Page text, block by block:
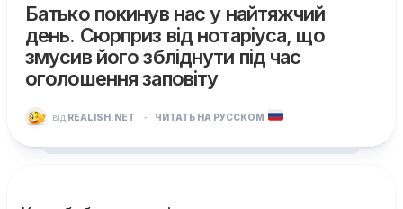
Батько покинув нас у найтяжчий
день. Сюрприз від нотаріуса, що
змусив його збліднути під час
оголошення заповіту
від REALISH.NET · ЧИТАТЬ НА РУССКОМ